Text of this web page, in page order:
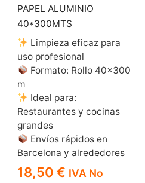
PAPEL ALUMINIO
40*300MTS
Limpieza eficaz para
uso profesional
Formato: Rollo 40×300
m
Ideal para:
Restaurantes y cocinas
grandes
Envíos rápidos en
Barcelona y alrededores
18,50 € IVA No